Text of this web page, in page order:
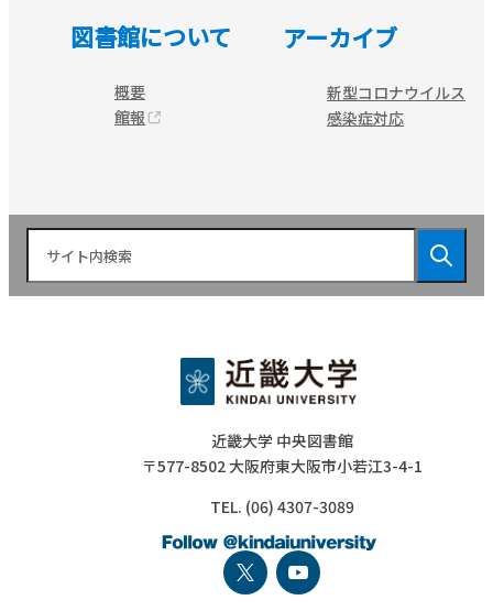
図書館について
概要
館報
アーカイブ
新型コロナウイルス
感染症対応
近畿大学 中央図書館
〒577-8502 大阪府東大阪市小若江3-4-1
TEL. (06) 4307-3089